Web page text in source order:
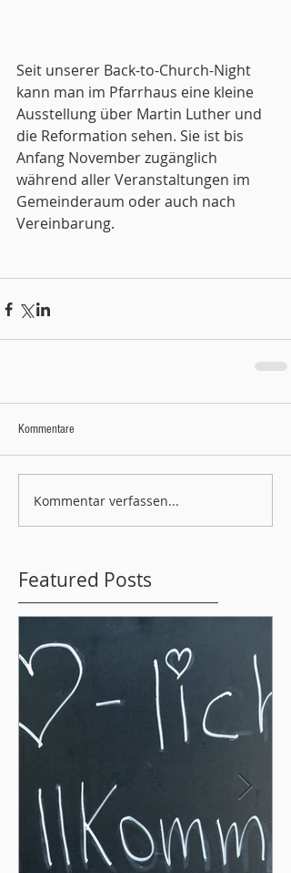
Seit unserer Back-to-Church-Night
kann man im Pfarrhaus eine kleine
Ausstellung über Martin Luther und
die Reformation sehen. Sie ist bis
Anfang November zugänglich
während aller Veranstaltungen im
Gemeinderaum oder auch nach
Vereinbarung.
Kommentare
Kommentar verfassen...
Featured Posts